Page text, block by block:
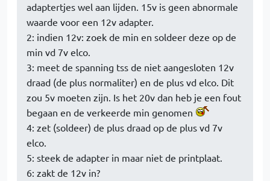
adaptertjes wel aan lijden. 15v is geen abnormale
waarde voor een 12v adapter.
2: indien 12v: zoek de min en soldeer deze op de
min vd 7v elco.
3: meet de spanning tss de niet aangesloten 12v
draad (de plus normaliter) en de plus vd elco. Dit
zou 5v moeten zijn. Is het 20v dan heb je een fout
begaan en de verkeerde min genomen
4: zet (soldeer) de plus draad op de plus vd 7v
elco.
5: steek de adapter in maar niet de printplaat.
6: zakt de 12v in?